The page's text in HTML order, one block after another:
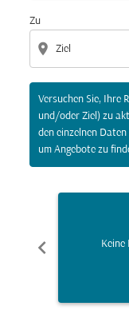
Zu
location_on
Versuchen Sie, Ihre
und/oder Ziel) zu
den einzelnen
um Angebote zu
chevron_left Keine